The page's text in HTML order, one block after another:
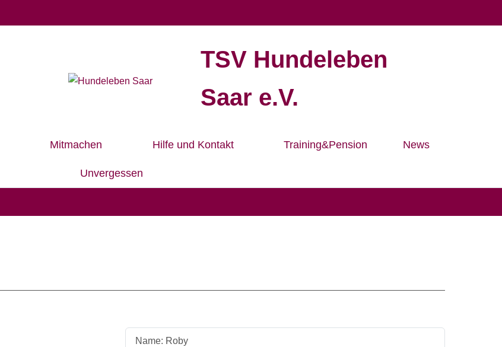
TSV Hundeleben
Saar e.V.
Mitmachen Hilfe und Kontakt Training&Pension News
Unvergessen
Name: Roby